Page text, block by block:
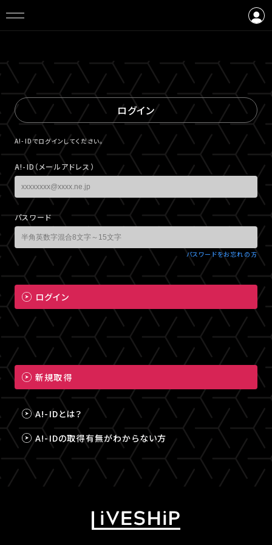
ログイン
A!-IDでログインしてください。
A!-ID（メールアドレス）
パスワード
パスワードをお忘れの方
ログイン
新規取得
A!-IDとは？
A!-IDの取得有無がわからない方